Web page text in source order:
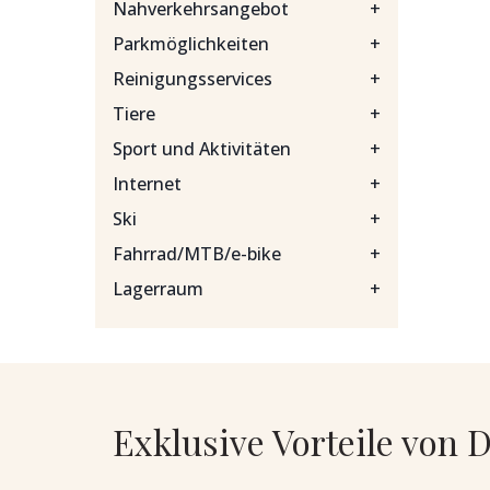
Nahverkehrsangebot
+
Parkmöglichkeiten
+
Reinigungsservices
+
Tiere
+
Sport und Aktivitäten
+
Internet
+
Ski
+
Fahrrad/MTB/e-bike
+
Lagerraum
+
Exklusive Vorteile von